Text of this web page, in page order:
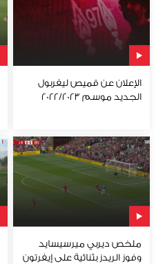
الإعلان عن قميص ليفربول
الجديد موسم 2022/2023
ملخص ديربي ميرسيسايد
وفوز الريدز بثنائية على إيفرتون